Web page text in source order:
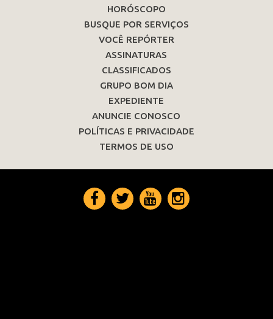
HORÓSCOPO
BUSQUE POR SERVIÇOS
VOCÊ REPÓRTER
ASSINATURAS
CLASSIFICADOS
GRUPO BOM DIA
EXPEDIENTE
ANUNCIE CONOSCO
POLÍTICAS E PRIVACIDADE
TERMOS DE USO